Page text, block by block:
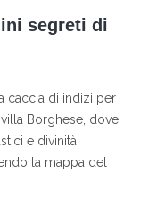
segreti di
caccia di indizi per
Borghese, dove
e divinità
la mappa del